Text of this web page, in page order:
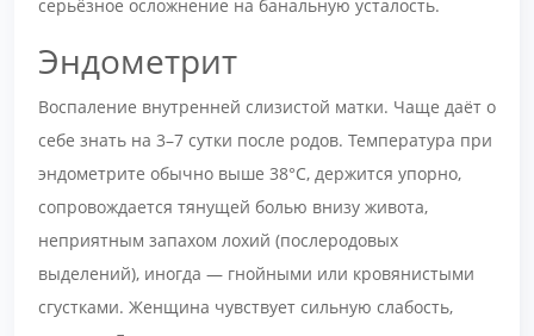
серьёзное осложнение на банальную усталость.
Эндометрит
Воспаление внутренней слизистой матки. Чаще даёт о
себе знать на 3–7 сутки после родов. Температура при
эндометрите обычно выше 38°С, держится упорно,
сопровождается тянущей болью внизу живота,
неприятным запахом лохий (послеродовых
выделений), иногда — гнойными или кровянистыми
сгустками. Женщина чувствует сильную слабость,